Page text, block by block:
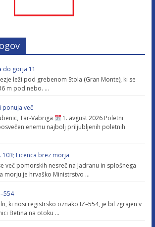
do gorja 11
leži pod grebenom Stola (Gran Monte), ki se
m pod nebo. …
ponuja več
Tar-Vabriga
1. avgust 2026 Poletni
enemu najbolj priljubljenih poletnih
103; Licenca brez morja
več pomorskih nesreč na Jadranu in splošnega
morju je hrvaško Ministrstvo …
ki nosi registrsko oznako IZ–554, je bil zgrajen v
Betina na otoku …